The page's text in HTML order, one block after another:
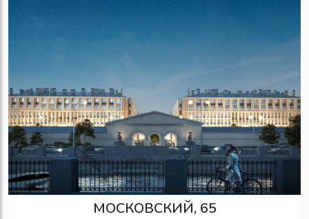
МОСКОВСКИЙ, 65